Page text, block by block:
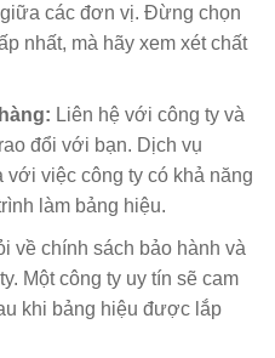
các đơn vị. Đừng chọn
nhất, mà hãy xem xét chất
Liên hệ với công ty và
đổi với bạn. Dịch vụ
với việc công ty có khả năng
làm bảng hiệu.
về chính sách bảo hành và
Một công ty uy tín sẽ cam
khi bảng hiệu được lắp